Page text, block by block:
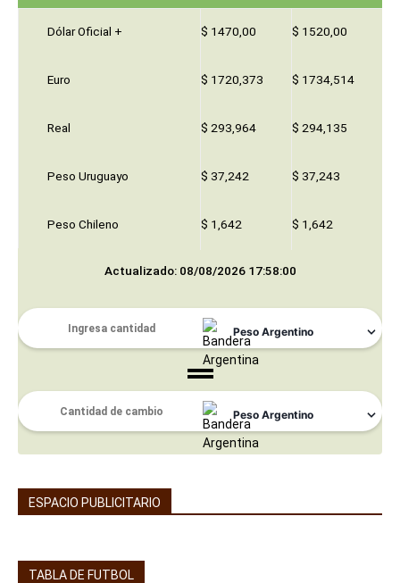
Dólar Oficial + $ 1470,00 $ 1520,00
Euro $ 1720,373 $ 1734,514
Real $ 293,964 $ 294,135
Peso Uruguayo $ 37,242 $ 37,243
Peso Chileno $ 1,642 $ 1,642
Actualizado: 08/08/2026 17:58:00
ESPACIO PUBLICITARIO
TABLA DE FUTBOL